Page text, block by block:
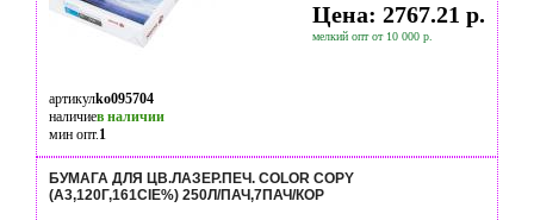
Цена: 2767.21 р.
мелкий опт от 10 000 р.
артикулko095704
наличиев наличии
мин опт.1
БУМАГА ДЛЯ ЦВ.ЛАЗЕР.ПЕЧ. COLOR COPY
(А3,120Г,161CIE%) 250Л/ПАЧ,7ПАЧ/КОР